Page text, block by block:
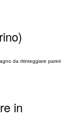
da ritinteggiare pareti
in